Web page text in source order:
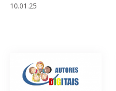
10.01.25